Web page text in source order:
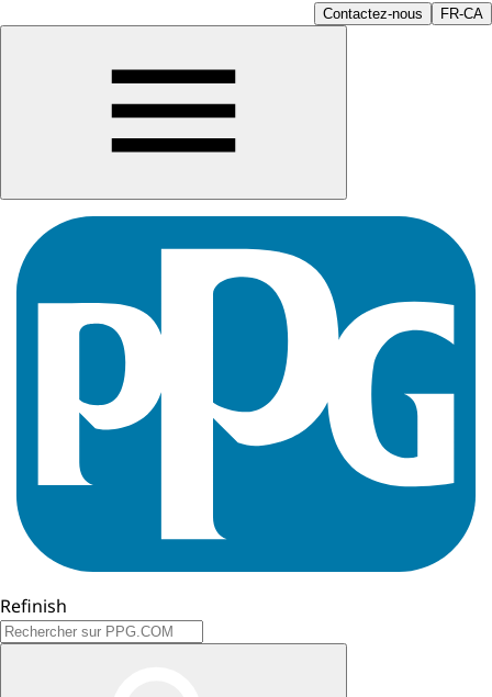
Contactez-nous FR-CA
Refinish